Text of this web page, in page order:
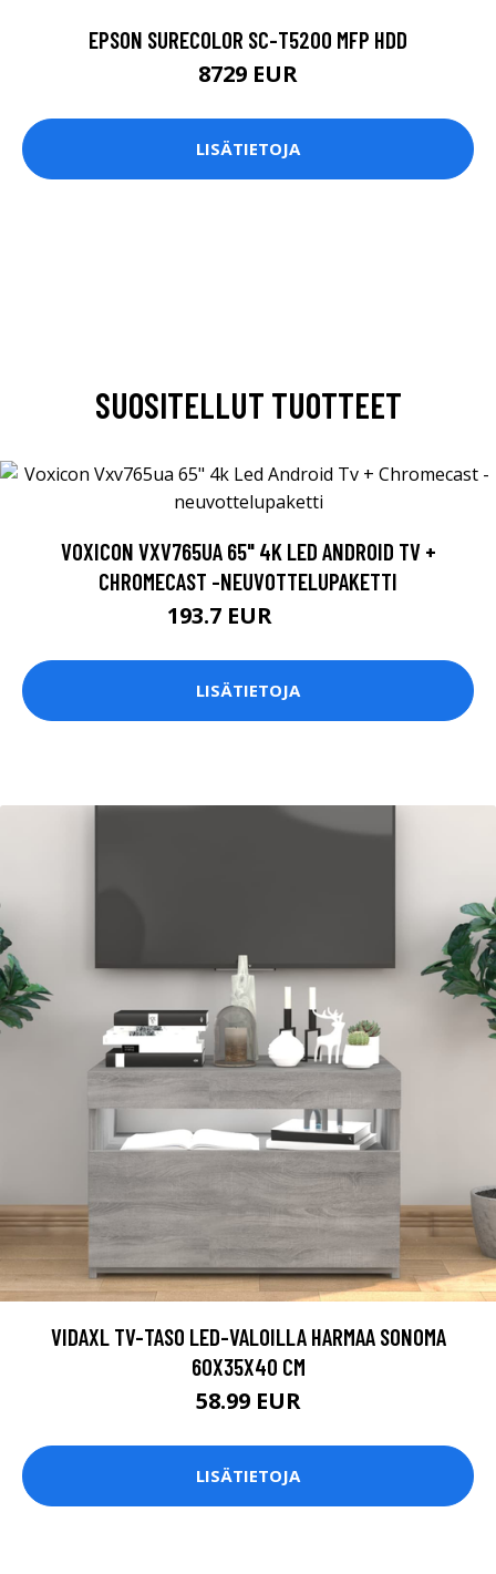
EPSON SURECOLOR SC-T5200 MFP HDD
8729 EUR
LISÄTIETOJA
SUOSITELLUT TUOTTEET
VOXICON VXV765UA 65" 4K LED ANDROID TV +
CHROMECAST -NEUVOTTELUPAKETTI
193.7 EUR
LISÄTIETOJA
VIDAXL TV-TASO LED-VALOILLA HARMAA SONOMA
60X35X40 CM
58.99 EUR
LISÄTIETOJA